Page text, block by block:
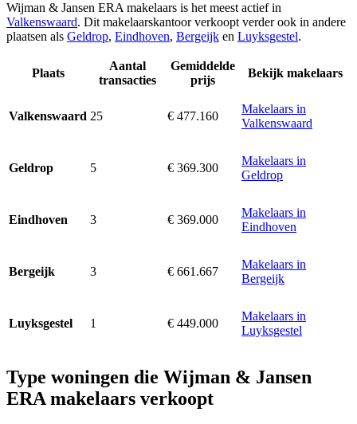
Wijman & Jansen ERA makelaars is het meest actief in
Valkenswaard. Dit makelaarskantoor verkoopt verder ook in andere
plaatsen als Geldrop, Eindhoven, Bergeijk en Luyksgestel.
Plaats
Aantal
transacties
Gemiddelde
prijs
Bekijk makelaars
Valkenswaard 25 € 477.160
Makelaars in
Valkenswaard
Geldrop 5 € 369.300
Makelaars in
Geldrop
Eindhoven 3 € 369.000
Makelaars in
Eindhoven
Bergeijk 3 € 661.667
Makelaars in
Bergeijk
Luyksgestel 1 € 449.000
Makelaars in
Luyksgestel
Type woningen die Wijman & Jansen
ERA makelaars verkoopt